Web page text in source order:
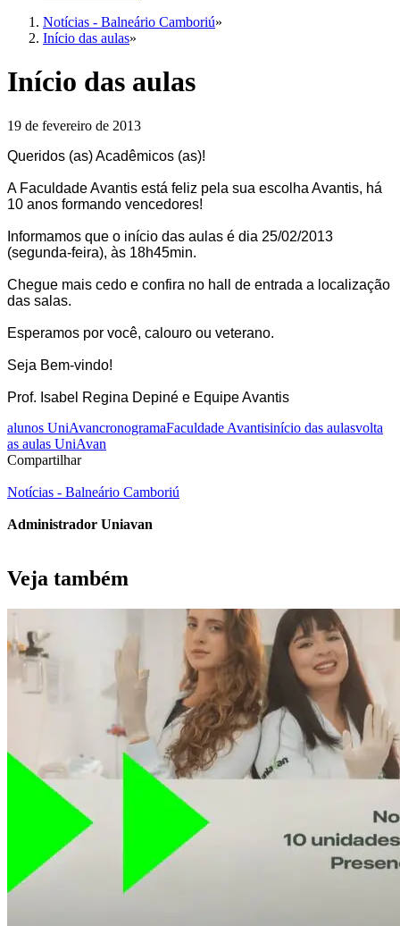
Notícias - Balneário Camboriú»
Início das aulas»
Início das aulas
19 de fevereiro de 2013
Queridos (as) Acadêmicos (as)!
A Faculdade Avantis está feliz pela sua escolha Avantis, há
10 anos formando vencedores!
Informamos que o início das aulas é dia 25/02/2013
(segunda-feira), às 18h45min.
Chegue mais cedo e confira no hall de entrada a localização
das salas.
Esperamos por você, calouro ou veterano.
Seja Bem-vindo!
Prof. Isabel Regina Depiné e Equipe Avantis
alunos UniAvancronogramaFaculdade Avantisinício das aulasvolta
as aulas UniAvan
Compartilhar
Notícias - Balneário Camboriú
Administrador Uniavan
Veja também